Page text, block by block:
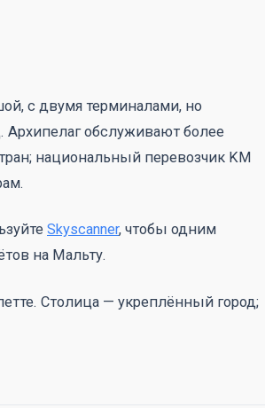
с двумя терминалами, но
обслуживают более
национальный перевозчик KM
Skyscanner, чтобы одним
на Мальту.
Столица — укреплённый город;